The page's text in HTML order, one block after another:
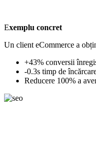
Exemplu concret
Un client eCommerce a
+43% conversii
-0.3s timp de
Reducere 100% a